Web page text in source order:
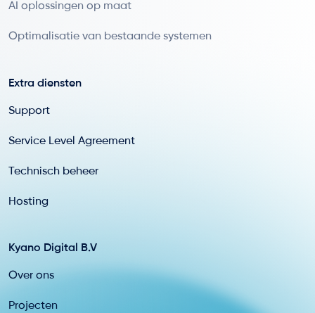
AI oplossingen op maat
Optimalisatie van bestaande systemen
Extra diensten
Support
Service Level Agreement
Technisch beheer
Hosting
Kyano Digital B.V
Over ons
Projecten